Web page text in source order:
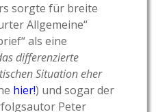
sorgte für breite
Allgemeine“
als eine
differenzierte
Situation eher
hier!) und sogar der
Peter